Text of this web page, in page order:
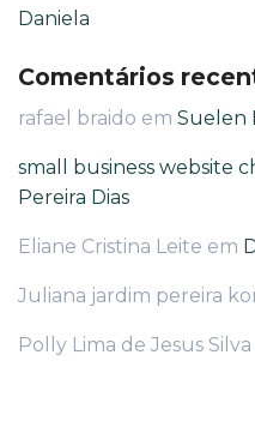
Daniela
Comentários
rafael braido em Suelen
small business website
Pereira Dias
Eliane Cristina Leite em
Juliana jardim pereira
Polly Lima de Jesus Silva